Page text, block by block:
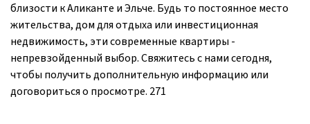
близости к Аликанте и Эльче. Будь то постоянное место
жительства, дом для отдыха или инвестиционная
недвижимость, эти современные квартиры -
непревзойденный выбор. Свяжитесь с нами сегодня,
чтобы получить дополнительную информацию или
договориться о просмотре. 271